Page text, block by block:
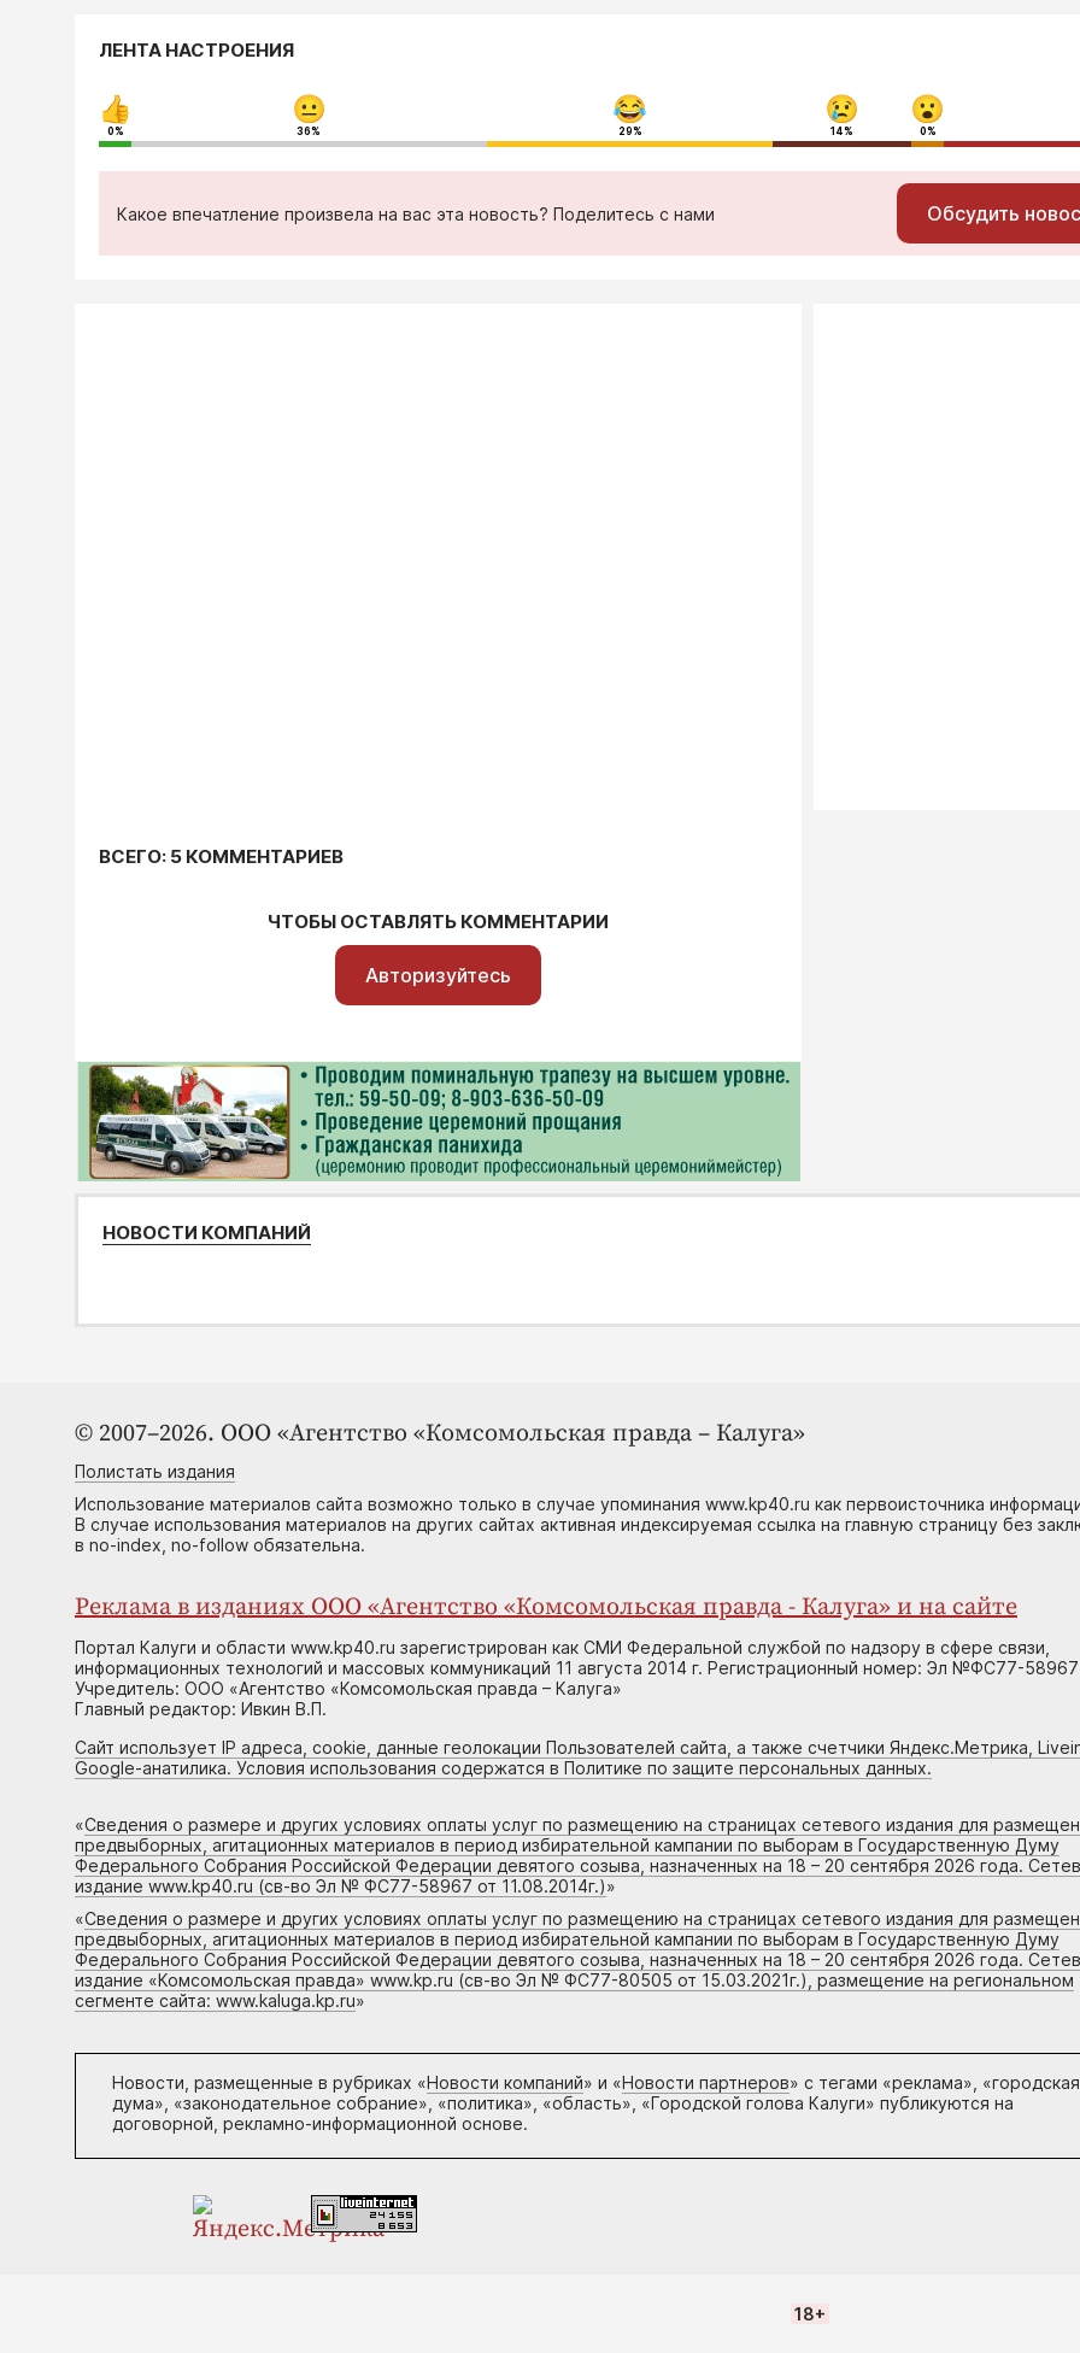
ЛЕНТА НАСТРОЕНИЯ
0% 36% 29% 14% 0%
Какое впечатление произвела на вас эта новость? Поделитесь с нами Обсудить
ВСЕГО: 5 КОММЕНТАРИЕВ
ЧТОБЫ ОСТАВЛЯТЬ КОММЕНТАРИИ
Авторизуйтесь
НОВОСТИ КОМПАНИЙ
© 2007–2026. ООО «Агентство «Комсомольская правда – Калуга»
Полистать издания
Использование материалов сайта возможно только в случае упоминания www.kp40.ru как первоисточника
В случае использования материалов на других сайтах активная индексируемая ссылка на главную страницу без
в no-index, no-follow обязательна.
Реклама в изданиях ООО «Агентство «Комсомольская правда - Калуга» и на сайте
Портал Калуги и области www.kp40.ru зарегистрирован как СМИ Федеральной службой по надзору в сфере связи,
информационных технологий и массовых коммуникаций 11 августа 2014 г. Регистрационный номер: Эл №ФС77-58967
Учредитель: ООО «Агентство «Комсомольская правда – Калуга»
Главный редактор: Ивкин В.П.
Сайт использует IP адреса, cookie, данные геолокации Пользователей сайта, а также счетчики Яндекс.Метрика,
Google-анатилика. Условия использования содержатся в Политике по защите персональных данных.
«Сведения о размере и других условиях оплаты услуг по размещению на страницах сетевого издания для
предвыборных, агитационных материалов в период избирательной кампании по выборам в Государственную Думу
Федерального Собрания Российской Федерации девятого созыва, назначенных на 18 – 20 сентября 2026 года.
издание www.kp40.ru (св-во Эл № ФС77-58967 от 11.08.2014г.)»
«Сведения о размере и других условиях оплаты услуг по размещению на страницах сетевого издания для
предвыборных, агитационных материалов в период избирательной кампании по выборам в Государственную Думу
Федерального Собрания Российской Федерации девятого созыва, назначенных на 18 – 20 сентября 2026 года.
издание «Комсомольская правда» www.kp.ru (св-во Эл № ФС77-80505 от 15.03.2021г.), размещение на региональном
сегменте сайта: www.kaluga.kp.ru»
Новости, размещенные в рубриках «Новости компаний» и «Новости партнеров» с тегами «реклама», «городская
дума», «законодательное собрание», «политика», «область», «Городской голова Калуги» публикуются на
договорной, рекламно-информационной основе.
18+